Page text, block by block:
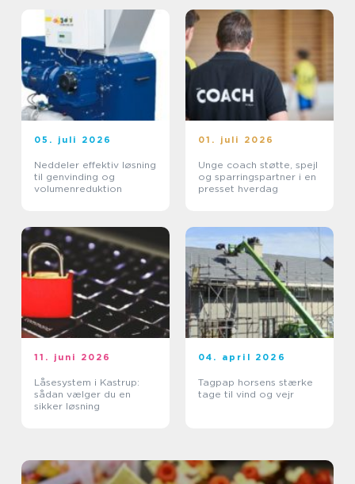
05. juli 2026
Neddeler effektiv løsning
til genvinding og
volumenreduktion
01. juli 2026
Unge coach støtte, spejl
og sparringspartner i en
presset hverdag
11. juni 2026
Låsesystem i Kastrup:
sådan vælger du en
sikker løsning
04. april 2026
Tagpap horsens stærke
tage til vind og vejr